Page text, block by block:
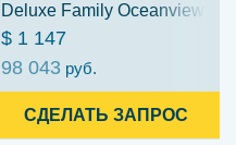
Deluxe Family Oceanview
$ 1 147
98 043 руб.
СДЕЛАТЬ ЗАПРОС